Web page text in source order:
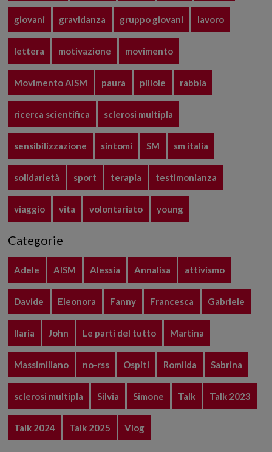
giovani gravidanza gruppo giovani lavoro
lettera motivazione movimento
Movimento AISM paura pillole rabbia
ricerca scientifica sclerosi multipla
sensibilizzazione sintomi SM sm italia
solidarietà sport terapia testimonianza
viaggio vita volontariato young
Categorie
Adele AISM Alessia Annalisa attivismo
Davide Eleonora Fanny Francesca Gabriele
Ilaria John Le parti del tutto Martina
Massimiliano no-rss Ospiti Romilda Sabrina
sclerosi multipla Silvia Simone Talk Talk 2023
Talk 2024 Talk 2025 Vlog